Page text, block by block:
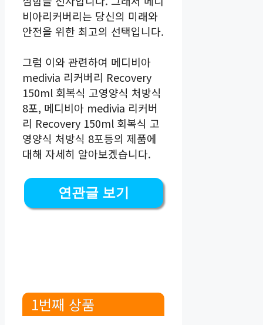
비아리커버리는 당신의 미래와
안전을 위한 최고의 선택입니다.
그럼 이와 관련하여 메디비아
medivia 리커버리 Recovery
150ml 회복식 고영양식 처방식
8포, 메디비아 medivia 리커버
리 Recovery 150ml 회복식 고
영양식 처방식 8포등의 제품에
대해 자세히 알아보겠습니다.
연관글 보기
1번째 상품